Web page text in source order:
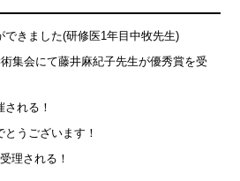
できました(研修医1年目中牧先生)
集会にて藤井麻紀子先生が優秀賞を受
れる！
うございます！
理される！